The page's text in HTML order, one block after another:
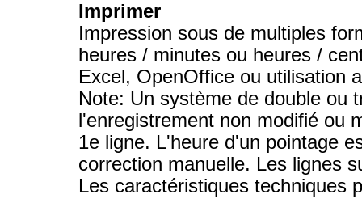
Imprimer
Impression sous de multiples
heures / minutes ou heures /
Excel, OpenOffice ou utilisation
Note: Un système de double ou
l'enregistrement non modifié ou
1e ligne. L'heure d'un pointage
correction manuelle. Les lignes
Les caractéristiques techniques